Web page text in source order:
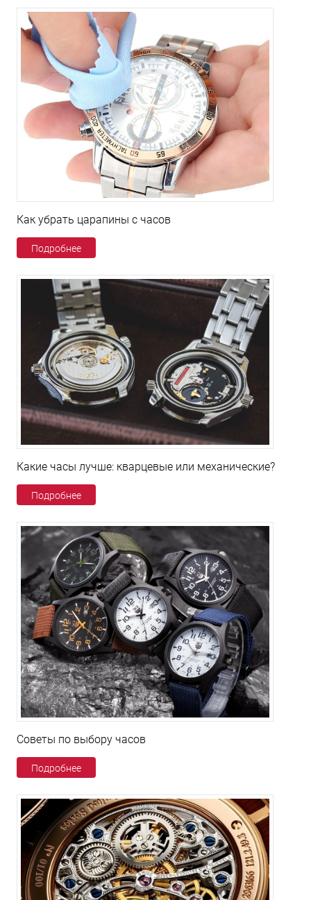
Как убрать царапины с часов
Подробнее
Какие часы лучше: кварцевые или механические?
Подробнее
Советы по выбору часов
Подробнее